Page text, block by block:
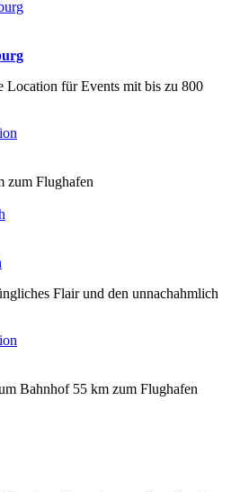
Location für Events mit bis zu 800
zum Flughafen
Flair und den unnachahmlich
Bahnhof 55 km zum Flughafen